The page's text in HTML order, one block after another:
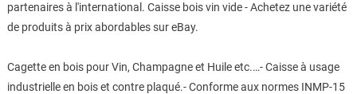
partenaires à l'international. Caisse bois vin vide - Achetez une variété
de produits à prix abordables sur eBay.
Cagette en bois pour Vin, Champagne et Huile etc.…- Caisse à usage
industrielle en bois et contre plaqué.- Conforme aux normes INMP-15